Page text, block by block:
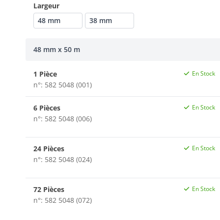
Largeur
48 mm
38 mm
48 mm x 50 m
1 Pièce
n°: 582 5048 (001)
En Stock
6 Pièces
n°: 582 5048 (006)
En Stock
24 Pièces
n°: 582 5048 (024)
En Stock
72 Pièces
n°: 582 5048 (072)
En Stock